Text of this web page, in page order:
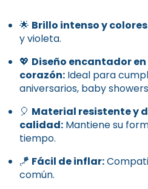
🌟 Brillo intenso y
y violeta.
💖 Diseño encantador
corazón: Ideal para
aniversarios, baby
🎈 Material resistente y
calidad: Mantiene su
tiempo.
🪁 Fácil de inflar:
común.